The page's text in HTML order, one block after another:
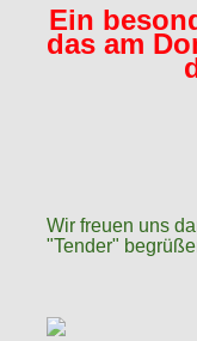
Ein
das am
Wir freuen uns
"Tender"